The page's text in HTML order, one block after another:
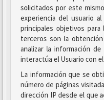
solicitados por este
experiencia del usuario
principales objetivos
terceros son la
analizar la información
interactúa el Usuario con
La información que se
número de páginas
dirección IP desde el que